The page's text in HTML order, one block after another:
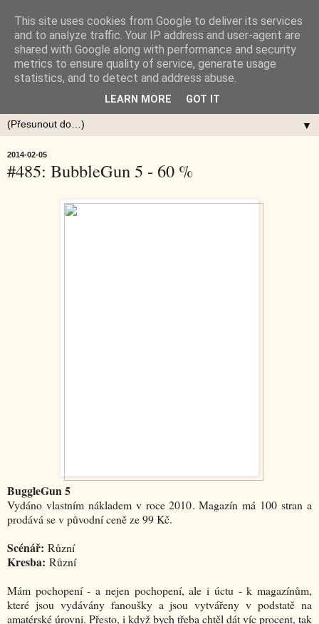
▼
2014-02-05
#485: BubbleGun 5 - 60 %
BuggleGun 5
Vydáno vlastním nákladem v roce 2010. Magazín má 100 stran a
prodává se v původní ceně ze 99 Kč.
Scénář: Různí
Kresba: Různí
Mám pochopení - a nejen pochopení, ale i úctu - k magazínům,
které jsou vydávány fanoušky a jsou vytvářeny v podstatě na
amatérské úrovni. Přesto, i když bych třeba chtěl dát víc procent, tak
This site uses cookies from Google to deliver its services
and to analyze traffic. Your IP address and user-agent are
shared with Google along with performance and security
metrics to ensure quality of service, generate usage
statistics, and to detect and address abuse.
LEARN MORE GOT IT